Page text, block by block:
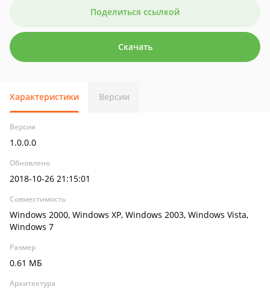
Поделиться ссылкой
Скачать
Характеристики Версии
Версия
1.0.0.0
Обновлено
2018-10-26 21:15:01
Совместимость
Windows 2000, Windows XP, Windows 2003, Windows Vista,
Windows 7
Размер
0.61 МБ
Архитектура